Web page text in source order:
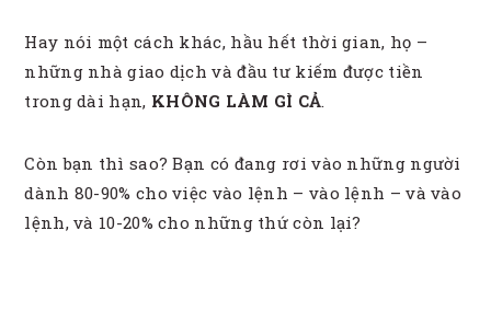
Hay nói một cách khác, hầu hết thời gian, họ –
những nhà giao dịch và đầu tư kiếm được tiền
trong dài hạn, KHÔNG LÀM GÌ CẢ.
Còn bạn thì sao? Bạn có đang rơi vào những người
dành 80-90% cho việc vào lệnh – vào lệnh – và vào
lệnh, và 10-20% cho những thứ còn lại?